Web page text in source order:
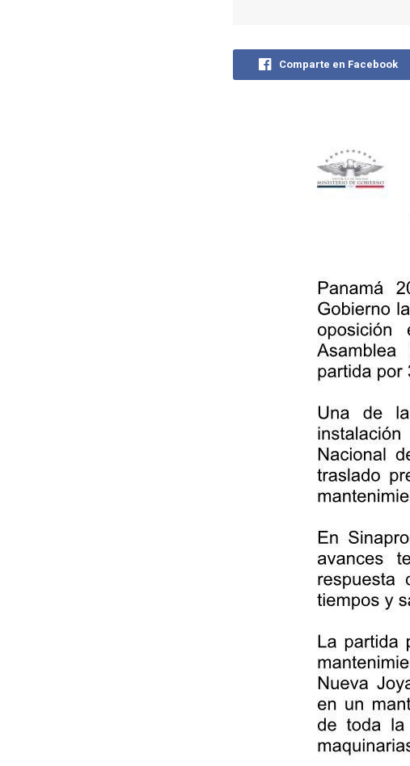
Comparte en Facebook